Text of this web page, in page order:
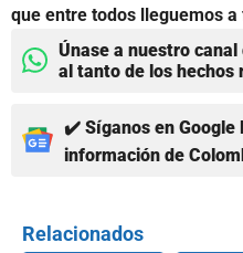
que entre todos lleguemos
Únase a nuestro
al tanto de los hechos
✔️ Síganos en Google
información de
Relacionados